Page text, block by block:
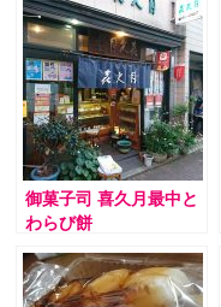
御菓子司 喜久月最中と
わらび餅